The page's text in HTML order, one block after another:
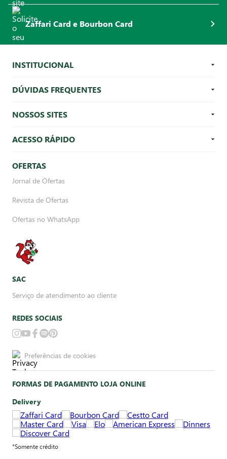
Zaffari Card e Bourbon Card
INSTITUCIONAL
DÚVIDAS FREQUENTES
NOSSOS SITES
ACESSO RÁPIDO
OFERTAS
Jornal de Ofertas
Revista de Ofertas
Ofertas no WhatsApp
SAC
Serviço de atendimento ao cliente
REDES SOCIAIS
Preferências de cookies
FORMAS DE PAGAMENTO LOJA ONLINE
Delivery
*Somente crédito